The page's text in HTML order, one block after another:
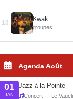
10
Kwak
groupes
Agenda Août
01
JAN
Jazz à la Pointe
Concert — Le